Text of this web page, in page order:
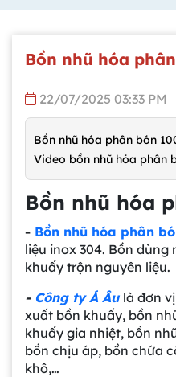
Bồn nhũ hóa
22/07/2025 03:33 PM
Bồn nhũ hóa phân bón
Video bồn nhũ hóa phân
Bồn nhũ hóa
- Bồn nhũ hóa phân
liệu inox 304. Bồn
khuấy trộn nguyên liệu.
- Công ty Á Âu là đơn
xuất bồn khuấy, bồn
khuấy gia nhiệt, bồn
bồn chịu áp, bồn chứa
khô,…